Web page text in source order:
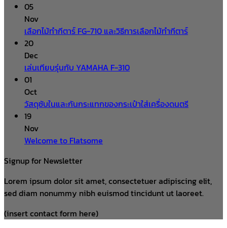
05
Nov
เลือกไม้ทำกีตาร์ FG-710 และวิธีการเลือกไม้ทำกีตาร์
20
Dec
เล่นเทียบรุ่นกับ YAMAHA F-310
01
Oct
วัสดุซับในและกันกระแทกของกระเป๋าใส่เครื่องดนตรี
19
Nov
Welcome to Flatsome
Signup for Newsletter
Lorem ipsum dolor sit amet, consectetuer adipiscing elit,
sed diam nonummy nibh euismod tincidunt ut laoreet.
(insert contact form here)